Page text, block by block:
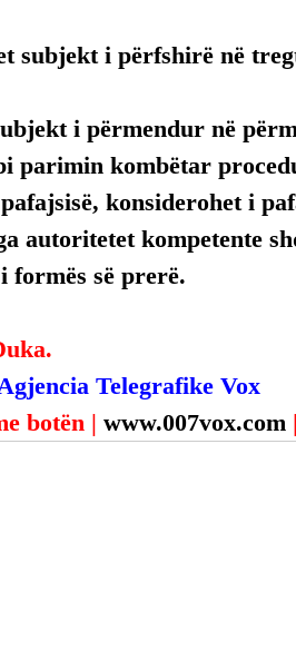
subjekt i përfshirë në
i përmendur në
parimin kombëtar
konsiderohet i
autoritetet kompetente
formës së prerë.
Telegrafike Vox
botën | www.007vox.com